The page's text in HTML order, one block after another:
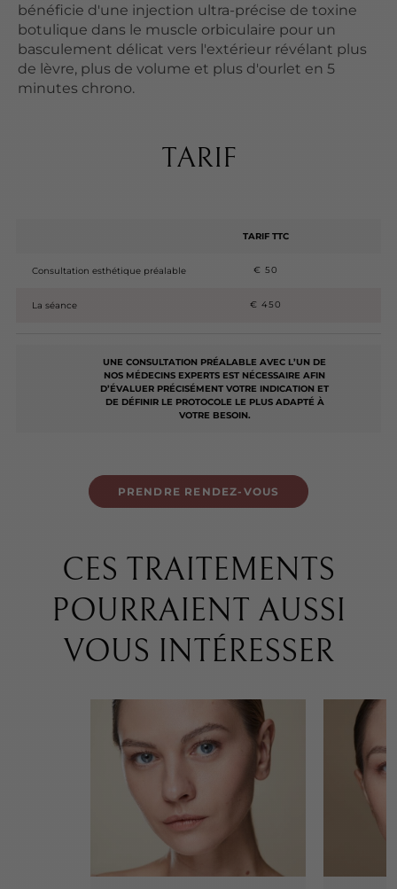
bénéficie d'une injection ultra-précise de toxine
botulique dans le muscle orbiculaire pour un
basculement délicat vers l'extérieur révélant plus
de lèvre, plus de volume et plus d'ourlet en 5
minutes chrono.
TARIF
TARIF TTC
Consultation esthétique préalable € 50
La séance € 450
UNE CONSULTATION PRÉALABLE AVEC L’UN DE
NOS MÉDECINS EXPERTS EST NÉCESSAIRE AFIN
D’ÉVALUER PRÉCISÉMENT VOTRE INDICATION ET
DE DÉFINIR LE PROTOCOLE LE PLUS ADAPTÉ À
VOTRE BESOIN.
PRENDRE RENDEZ-VOUS
CES TRAITEMENTS
POURRAIENT AUSSI
VOUS INTÉRESSER